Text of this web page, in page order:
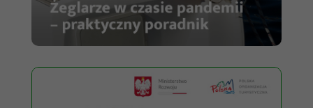
na podstawie
tego, jak
strona jest
używana.